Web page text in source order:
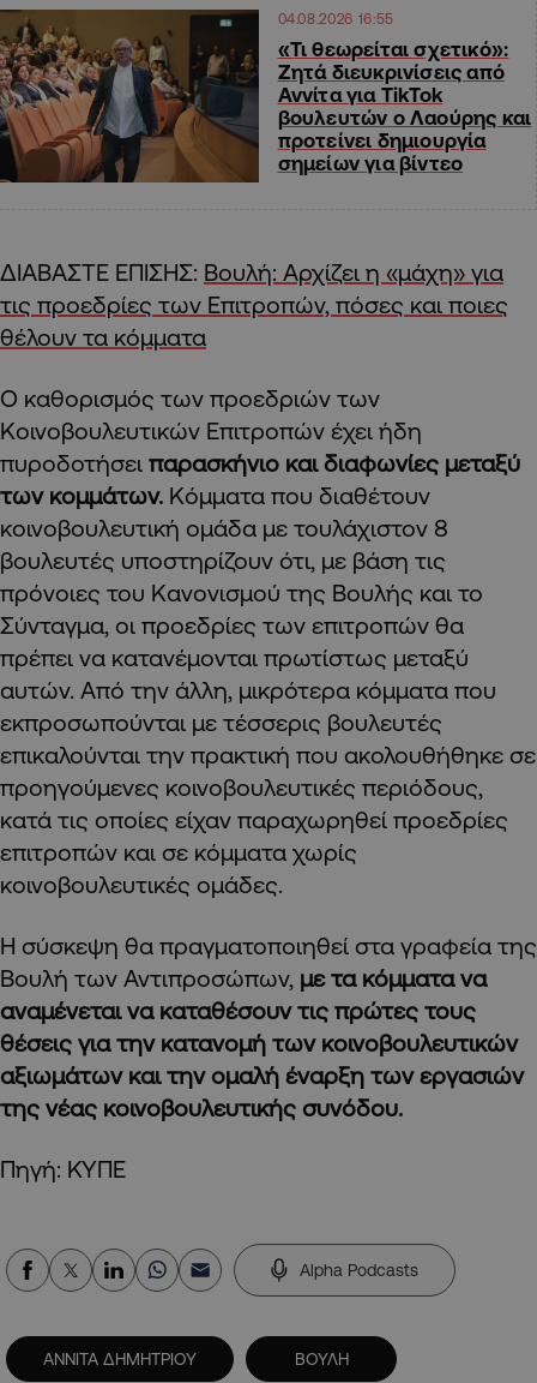
04.08.2026 16:55
«Τι θεωρείται σχετικό»:
Ζητά διευκρινίσεις από
Αννίτα για TikTok
βουλευτών ο Λαούρης και
προτείνει δημιουργία
σημείων για βίντεο
ΔΙΑΒΑΣΤΕ ΕΠΙΣΗΣ: Βουλή: Αρχίζει η «μάχη» για
τις προεδρίες των Επιτροπών, πόσες και ποιες
θέλουν τα κόμματα
Ο καθορισμός των προεδριών των
Κοινοβουλευτικών Επιτροπών έχει ήδη
πυροδοτήσει παρασκήνιο και διαφωνίες μεταξύ
των κομμάτων. Κόμματα που διαθέτουν
κοινοβουλευτική ομάδα με τουλάχιστον 8
βουλευτές υποστηρίζουν ότι, με βάση τις
πρόνοιες του Κανονισμού της Βουλής και το
Σύνταγμα, οι προεδρίες των επιτροπών θα
πρέπει να κατανέμονται πρωτίστως μεταξύ
αυτών. Από την άλλη, μικρότερα κόμματα που
εκπροσωπούνται με τέσσερις βουλευτές
επικαλούνται την πρακτική που ακολουθήθηκε σε
προηγούμενες κοινοβουλευτικές περιόδους,
κατά τις οποίες είχαν παραχωρηθεί προεδρίες
επιτροπών και σε κόμματα χωρίς
κοινοβουλευτικές ομάδες.
Η σύσκεψη θα πραγματοποιηθεί στα γραφεία της
Βουλή των Αντιπροσώπων, με τα κόμματα να
αναμένεται να καταθέσουν τις πρώτες τους
θέσεις για την κατανομή των κοινοβουλευτικών
αξιωμάτων και την ομαλή έναρξη των εργασιών
της νέας κοινοβουλευτικής συνόδου.
Πηγή: ΚΥΠΕ
Alpha Podcasts
ΑΝΝΙΤΑ ΔΗΜΗΤΡΙΟΥ ΒΟΥΛΗ